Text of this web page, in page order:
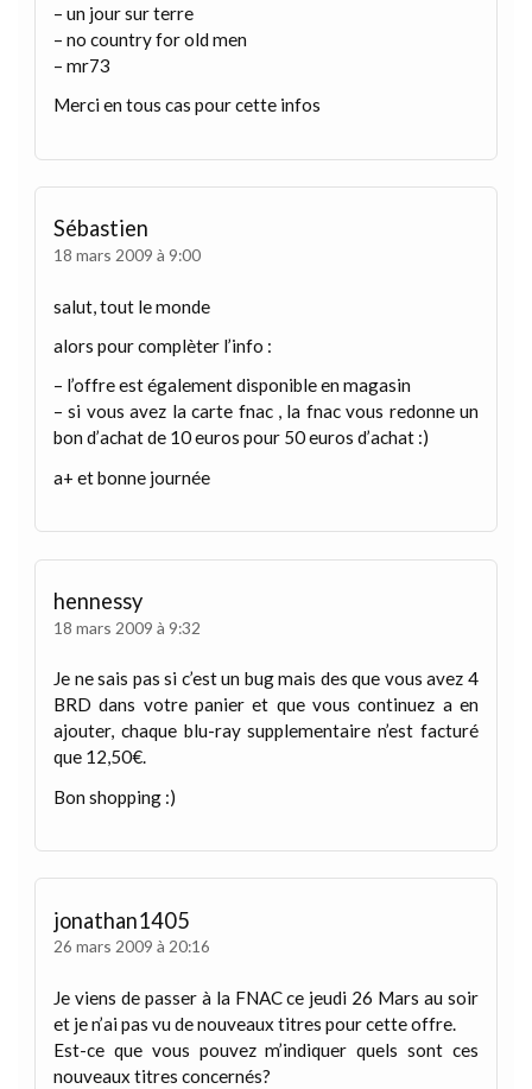
– un jour sur terre
– no country for old men
– mr73
Merci en tous cas pour cette infos
Sébastien
18 mars 2009 à 9:00
salut, tout le monde
alors pour complèter l’info :
– l’offre est également disponible en magasin
– si vous avez la carte fnac , la fnac vous redonne un
bon d’achat de 10 euros pour 50 euros d’achat :)
a+ et bonne journée
hennessy
18 mars 2009 à 9:32
Je ne sais pas si c’est un bug mais des que vous avez 4
BRD dans votre panier et que vous continuez a en
ajouter, chaque blu-ray supplementaire n’est facturé
que 12,50€.
Bon shopping :)
jonathan1405
26 mars 2009 à 20:16
Je viens de passer à la FNAC ce jeudi 26 Mars au soir
et je n’ai pas vu de nouveaux titres pour cette offre.
Est-ce que vous pouvez m’indiquer quels sont ces
nouveaux titres concernés?